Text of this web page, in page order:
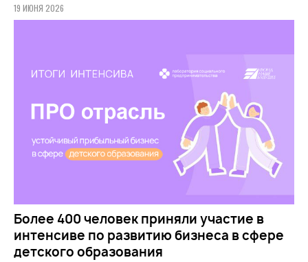
19 ИЮНЯ 2026
Более 400 человек приняли участие в
интенсиве по развитию бизнеса в сфере
детского образования